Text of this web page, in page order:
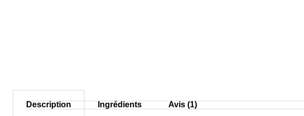
Description Ingrédients Avis (1)